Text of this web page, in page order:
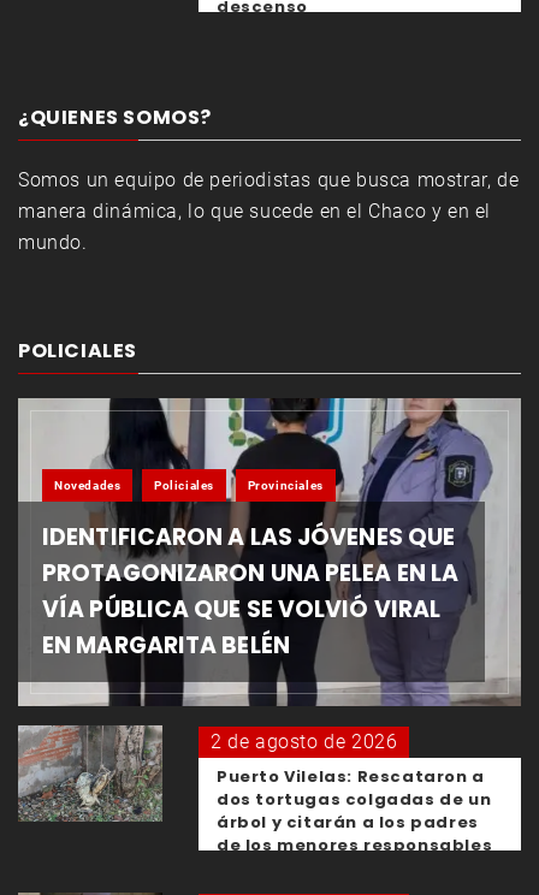
descenso
¿QUIENES SOMOS?
Somos un equipo de periodistas que busca mostrar, de
manera dinámica, lo que sucede en el Chaco y en el
mundo.
POLICIALES
Novedades Policiales Provinciales
IDENTIFICARON A LAS JÓVENES QUE
PROTAGONIZARON UNA PELEA EN LA
VÍA PÚBLICA QUE SE VOLVIÓ VIRAL
EN MARGARITA BELÉN
2 de agosto de 2026
Puerto Vilelas: Rescataron a
dos tortugas colgadas de un
árbol y citarán a los padres
de los menores responsables